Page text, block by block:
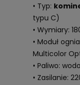
• Typ:
typu C)
• Wymiary:
• Moduł
Multicolor
• Paliwo:
• Zasilanie: